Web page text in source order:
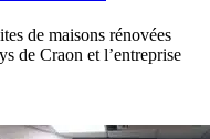
de maisons rénovées
de Craon et l’entreprise